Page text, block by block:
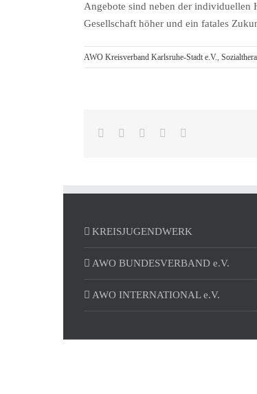
Angebote sind neben der individuellen
Gesellschaft höher und ein fatales
AWO Kreisverband Karlsruhe-Stadt e.V.,
Facebook
Reddit LinkedInPinterest
KREISJUGENDWERK
AWO BUNDESVERBAND e.V.
AWO INTERNATIONAL e.V.